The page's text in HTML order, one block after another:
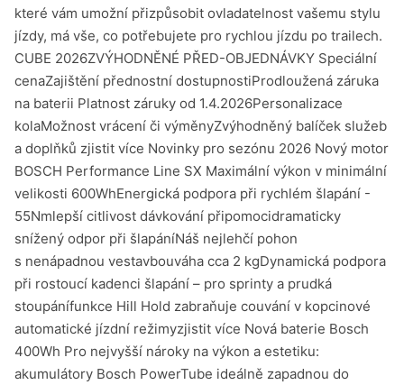
které vám umožní přizpůsobit ovladatelnost vašemu stylu
jízdy, má vše, co potřebujete pro rychlou jízdu po trailech.
CUBE 2026ZVÝHODNĚNÉ PŘED-OBJEDNÁVKY Speciální
cenaZajištění přednostní dostupnostiProdloužená záruka
na baterii Platnost záruky od 1.4.2026Personalizace
kolaMožnost vrácení či výměnyZvýhodněný balíček služeb
a doplňků zjistit více Novinky pro sezónu 2026 Nový motor
BOSCH Performance Line SX Maximální výkon v minimální
velikosti 600WhEnergická podpora při rychlém šlapání -
55Nmlepší citlivost dávkování připomocidramaticky
snížený odpor při šlapáníNáš nejlehčí pohon
s nenápadnou vestavbouváha cca 2 kgDynamická podpora
při rostoucí kadenci šlapání – pro sprinty a prudká
stoupánífunkce Hill Hold zabraňuje couvání v kopcinové
automatické jízdní režimyzjistit více Nová baterie Bosch
400Wh Pro nejvyšší nároky na výkon a estetiku:
akumulátory Bosch PowerTube ideálně zapadnou do